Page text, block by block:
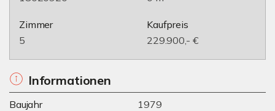
Zimmer
5
Kaufpreis
229.900,- €
Informationen
Baujahr 1979